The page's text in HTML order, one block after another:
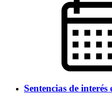
Sentencias de